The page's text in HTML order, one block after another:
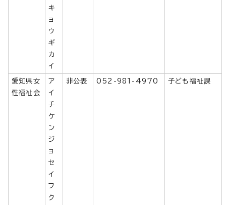
キ
ョ
ウ
ギ
カ
イ
愛知県女
性福祉会
ア
イ
チ
ケ
ン
ジ
ョ
セ
イ
フ
ク
非公表 052-981-4970 子ども福祉課